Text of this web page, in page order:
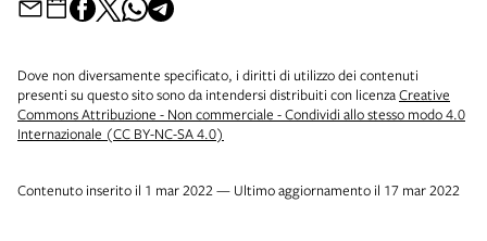
Dove non diversamente specificato, i diritti di utilizzo dei contenuti
presenti su questo sito sono da intendersi distribuiti con licenzaCreative
Commons Attribuzione - Non commerciale - Condividi allo stesso modo 4.0
Internazionale (CC BY-NC-SA 4.0)
Contenuto inserito il 1 mar 2022 — Ultimo aggiornamento il 17 mar 2022